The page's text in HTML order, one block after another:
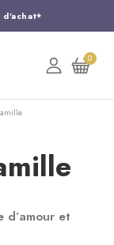
d'achat*
15
même !
0
d’amour et